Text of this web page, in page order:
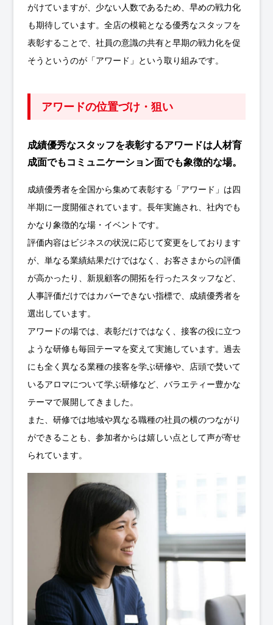
がけていますが、少ない人数であるため、早めの戦力化
も期待しています。全店の模範となる優秀なスタッフを
表彰することで、社員の意識の共有と早期の戦力化を促
そうというのが「アワード」という取り組みです。
アワードの位置づけ・狙い
成績優秀なスタッフを表彰するアワードは人材育
成面でもコミュニケーション面でも象徴的な場。
成績優秀者を全国から集めて表彰する「アワード」は四
半期に一度開催されています。長年実施され、社内でも
かなり象徴的な場・イベントです。
評価内容はビジネスの状況に応じて変更をしております
が、単なる業績結果だけではなく、お客さまからの評価
が高かったり、新規顧客の開拓を行ったスタッフなど、
人事評価だけではカバーできない指標で、成績優秀者を
選出しています。
アワードの場では、表彰だけではなく、接客の役に立つ
ような研修も毎回テーマを変えて実施しています。過去
にも全く異なる業種の接客を学ぶ研修や、店頭で焚いて
いるアロマについて学ぶ研修など、バラエティー豊かな
テーマで展開してきました。
また、研修では地域や異なる職種の社員の横のつながり
ができることも、参加者からは嬉しい点として声が寄せ
られています。